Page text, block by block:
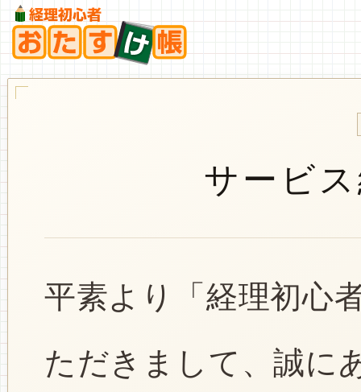
サービ
平素より「経理初心
ただきまして、誠に